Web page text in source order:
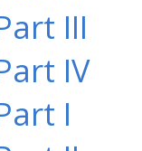
III
IV
I